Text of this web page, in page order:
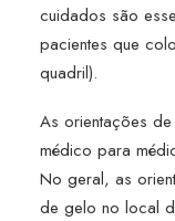
cuidados são
pacientes que
quadril).
As orientações
médico para
No geral, as
de gelo no local